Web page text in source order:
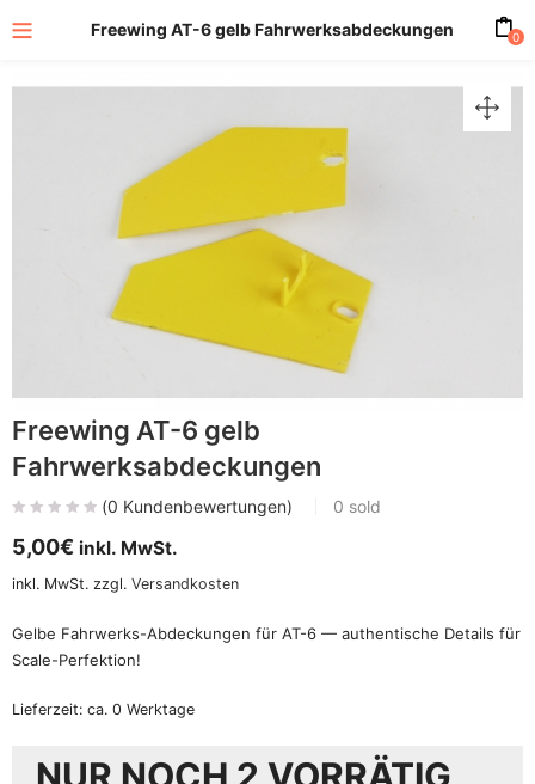
Freewing AT-6 gelb Fahrwerksabdeckungen 0
Freewing AT-6 gelb
Fahrwerksabdeckungen
(0 Kundenbewertungen) 0 sold
5,00€ inkl. MwSt.
inkl. MwSt. zzgl. Versandkosten
Gelbe Fahrwerks-Abdeckungen für AT-6 — authentische Details für
Scale-Perfektion!
Lieferzeit: ca. 0 Werktage